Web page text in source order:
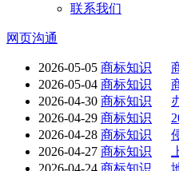
联系我们
网页沟通
2026-05-05 商标知识
2026-05-04 商标知识
2026-04-30 商标知识
2026-04-29 商标知识
2026-04-28 商标知识
2026-04-27 商标知识
2026-04-24 商标知识